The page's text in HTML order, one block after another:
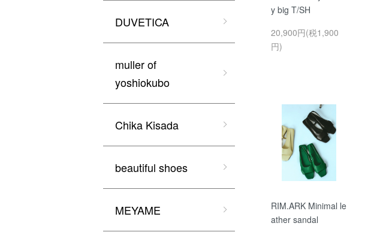
y big T/SH
20,900円(税1,900
円)
RIM.ARK Minimal le
ather sandal
DUVETICA
muller of
yoshiokubo
Chika Kisada
beautiful shoes
MEYAME